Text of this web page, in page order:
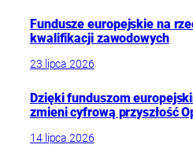
Fundusze europejskie na
kwalifikacji zawodowych
23 lipca 2026
Dzięki funduszom
zmieni cyfrową przyszłość
14 lipca 2026